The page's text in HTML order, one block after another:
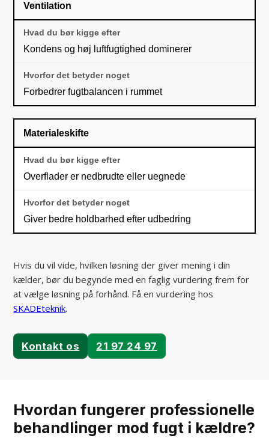
Ventilation
Kondens og høj luftfugtighed dominerer
Forbedrer fugtbalancen i rummet
Materialeskifte
Overflader er nedbrudte eller uegnede
Giver bedre holdbarhed efter udbedring
Hvis du vil vide, hvilken løsning der giver mening i din
kælder, bør du begynde med en faglig vurdering frem for
at vælge løsning på forhånd. Få en vurdering hos
SKADEteknik.
Kontakt os 21 97 24 97
Hvordan fungerer professionelle
behandlinger mod fugt i kældre?